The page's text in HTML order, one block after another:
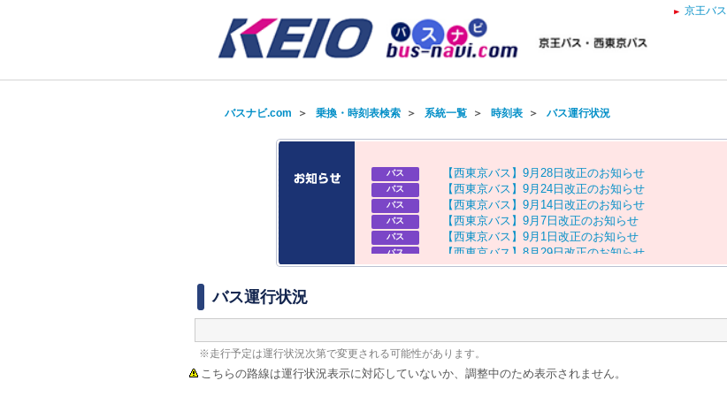
京王バス
バスナビ.com ＞ 乗換・時刻表検索＞ 系統一覧＞ 時刻表＞ バス運行状況
バス 【西東京バス 】 9月 28 日 改正のお知 らせ
バス 【西東京バス 】 9月 24 日 改正のお知 らせ
バス 【西東京バス 】 9月 14 日 改正のお知 らせ
バス 【西東京バス 】 9月 7 日 改正のお知 らせ
バス 【西東京バス 】 9月 1 日 改正のお知 らせ
バス 【西東京バス 】 8 月 29日改正のお知 らせ
バス 【京王バス】お盆ダイヤのお知らせ
バス運行状況
※走行予定は運行状況次第で変更される可能性があります。
こちらの路線は運行状況表示に対応していないか、調整中のため表示されません。